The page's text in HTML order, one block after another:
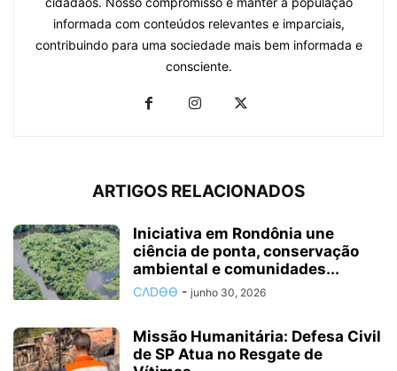
informada com conteúdos relevantes e imparciais,
contribuindo para uma sociedade mais bem informada e
consciente.
ARTIGOS RELACIONADOS
Iniciativa em Rondônia une
ciência de ponta, conservação
ambiental e comunidades...
CΛDӨӨ - junho 30, 2026
Missão Humanitária: Defesa Civil
de SP Atua no Resgate de